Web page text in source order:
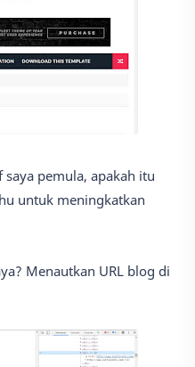
pemula, apakah itu
untuk meningkatkan
Menautkan URL blog di